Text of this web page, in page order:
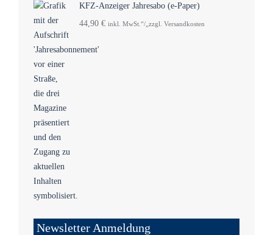
KFZ-Anzeiger Jahresabo (e-Paper)
44,90 € inkl. MwSt.“/„zzgl. Versandkosten
Newsletter Anmeldung